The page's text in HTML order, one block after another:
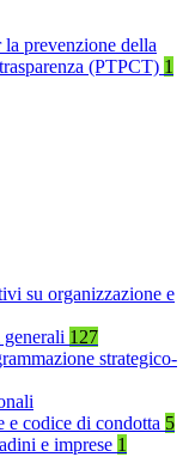
prevenzione della
(PTPCT) 1
su organizzazione e
127
strategico-
e codice di condotta 5
e imprese 1